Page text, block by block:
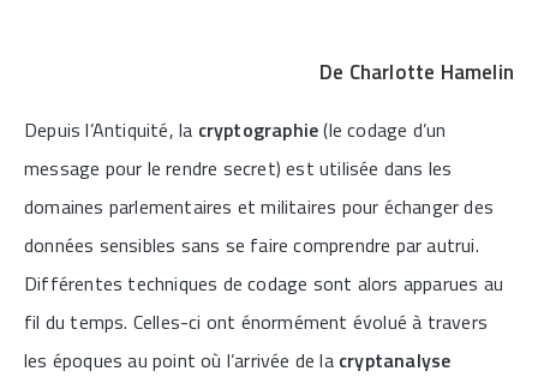
De Charlotte Hamelin
Depuis l’Antiquité, la cryptographie(le codage d’un
message pour le rendre secret) est utilisée dans les
domaines parlementaires et militaires pour échanger des
données sensibles sans se faire comprendre par autrui.
Différentes techniques de codage sont alors apparues au
fil du temps. Celles-ci ont énormément évolué à travers
les époques au point où l’arrivée de la cryptanalyse